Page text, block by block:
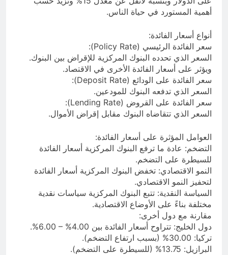
أهمية المستورد في حياة الناس.
أنواع أسعار الفائدة:
سعر الفائدة الرئيسي (Policy Rate):
السعر الذي تحدده البنوك المركزية للإقراض بين البنوك.
ويؤثر على أسعار الفائدة الأخرى في الاقتصاد.
سعر الفائدة على الودائع (Deposit Rate):
السعر الذي تدفعه البنوك للمودعين.
سعر الفائدة على القروض (Lending Rate):
السعر الذي تتقاضاه البنوك مقابل إقراض الأموال.
العوامل المؤثرة على أسعار الفائدة:
التضخم: عادة ما ترفع البنوك المركزية أسعار الفائدة
للسيطرة على التضخم.
النمو الاقتصادي: تخفض البنوك المركزية أسعار الفائدة
لتحفيز النمو الاقتصادي.
السياسة النقدية: تتبع البنوك المركزية سياسات نقدية
مختلفة بناءً على الأوضاع الاقتصادية.
مقارنة مع دول أخرى:
دول الخليج: تتراوح أسعار الفائدة بين 4.00% – 6.00%.
تركيا: 30.00% (بسبب ارتفاع التضخم).
البرازيل: 13.75% (للسيطرة على التضخم).